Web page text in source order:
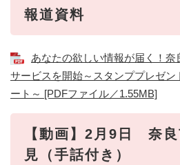
報道資料
あなたの欲しい情報が届く！
サービスを開始～スタンププレゼン
ート～ [PDFファイル／1.55MB]
【動画】2月9日 奈
見（手話付き）